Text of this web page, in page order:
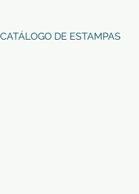
CATÁLOGO DE ESTAMPAS